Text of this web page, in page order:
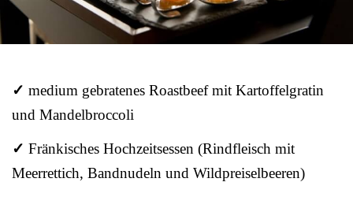
✓ medium gebratenes Roastbeef mit Kartoffelgratin
und Mandelbroccoli
✓ Fränkisches Hochzeitsessen (Rindfleisch mit
Meerrettich, Bandnudeln und Wildpreiselbeeren)